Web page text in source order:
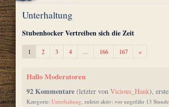
Unterhaltung
Stubenhocker Vertreiben sich die Zeit
1 2 3 4 … 166 167 »Weiter
Hallo Moderatoren
92 Kommentare(letzter von Vicious_Hank),
Kategorie: Unterhaltung , zuletzt aktiv: vor ungefähr 13